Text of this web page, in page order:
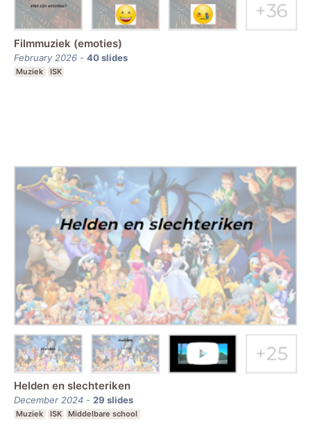
Filmmuziek (emoties)
February 2026 - 40slides
Muziek ISK
Helden en slechteriken
December 2024 - 29 slides
Muziek ISK Middelbare school